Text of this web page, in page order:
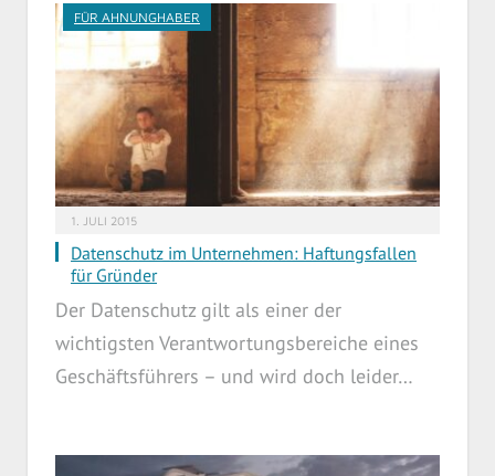
FÜR AHNUNGHABER
1. JULI 2015
Datenschutz im Unternehmen: Haftungsfallen
für Gründer
Der Datenschutz gilt als einer der
wichtigsten Verantwortungsbereiche eines
Geschäftsführers – und wird doch leider…